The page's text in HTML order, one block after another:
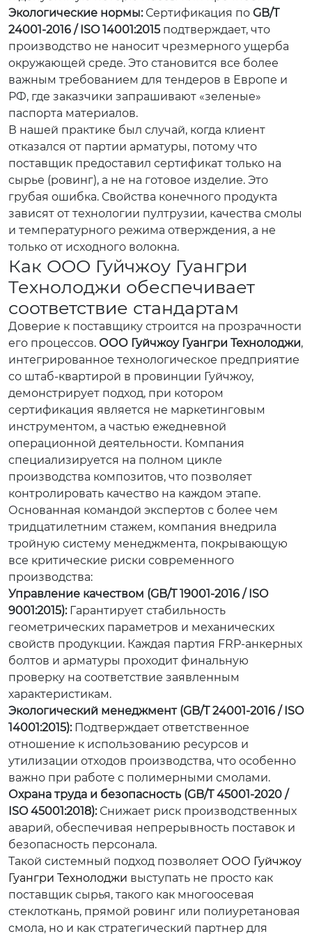
Экологические нормы:Сертификация по GB/T
24001-2016 / ISO 14001:2015 подтверждает, что
производство не наносит чрезмерного ущерба
окружающей среде. Это становится все более
важным требованием для тендеров в Европе и
РФ, где заказчики запрашивают «зеленые»
паспорта материалов.
В нашей практике был случай, когда клиент
отказался от партии арматуры, потому что
поставщик предоставил сертификат только на
сырье (ровинг), а не на готовое изделие. Это
грубая ошибка. Свойства конечного продукта
зависят от технологии пултрузии, качества смолы
и температурного режима отверждения, а не
только от исходного волокна.
Как ООО Гуйчжоу Гуангри
Технолоджи обеспечивает
соответствие стандартам
Доверие к поставщику строится на прозрачности
его процессов. ООО Гуйчжоу Гуангри Технолоджи,
интегрированное технологическое предприятие
со штаб-квартирой в провинции Гуйчжоу,
демонстрирует подход, при котором
сертификация является не маркетинговым
инструментом, а частью ежедневной
операционной деятельности. Компания
специализируется на полном цикле
производства композитов, что позволяет
контролировать качество на каждом этапе.
Основанная командой экспертов с более чем
тридцатилетним стажем, компания внедрила
тройную систему менеджмента, покрывающую
все критические риски современного
производства:
Управление качеством (GB/T 19001-2016 / ISO
9001:2015):Гарантирует стабильность
геометрических параметров и механических
свойств продукции. Каждая партия FRP-анкерных
болтов и арматуры проходит финальную
проверку на соответствие заявленным
характеристикам.
Экологический менеджмент (GB/T 24001-2016 / ISO
14001:2015):Подтверждает ответственное
отношение к использованию ресурсов и
утилизации отходов производства, что особенно
важно при работе с полимерными смолами.
Охрана труда и безопасность (GB/T 45001-2020 /
ISO 45001:2018):Снижает риск производственных
аварий, обеспечивая непрерывность поставок и
безопасность персонала.
Такой системный подход позволяет ООО Гуйчжоу
Гуангри Технолоджи выступать не просто как
поставщик сырья, такого как многоосевая
стеклоткань, прямой ровинг или полиуретановая
смола, но и как стратегический партнер для